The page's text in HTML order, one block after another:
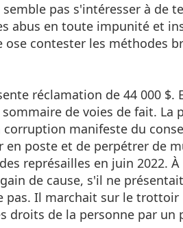
pas s'intéresser à de
abus en toute impunité et
contester les méthodes
réclamation de 44 000 $.
de voies de fait. La
corruption manifeste du
en poste et de perpétrer de
représailles en juin 2022. À
de cause, s'il ne
pas. Il marchait sur le
droits de la personne par un